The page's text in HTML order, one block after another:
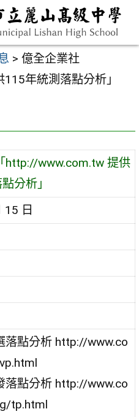
> 億全企業社
年統測落點分析」
http://www.com.tw 提供
分析」
15 日
落點分析 http://www.co
落點分析 http://www.co
tp.html